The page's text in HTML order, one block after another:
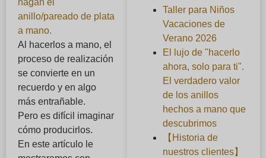
hagan el
anillo/pareado de plata
a mano.
Al hacerlos a mano, el
proceso de realización
se convierte en un
recuerdo y en algo
más entrañable.
Pero es difícil imaginar
cómo producirlos.
En este artículo le
Taller para Niños
Vacaciones de
Verano 2026
El lujo de "hacerlo
ahora, solo para ti".
El verdadero valor
de los anillos
hechos a mano que
descubrimos
【Historia de
nuestros clientes】